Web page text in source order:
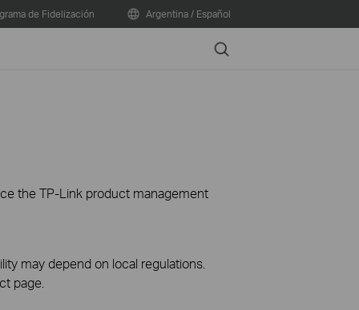
de Fidelización Argentina / Español
Search
the TP-Link product management
may depend on local regulations.
page.